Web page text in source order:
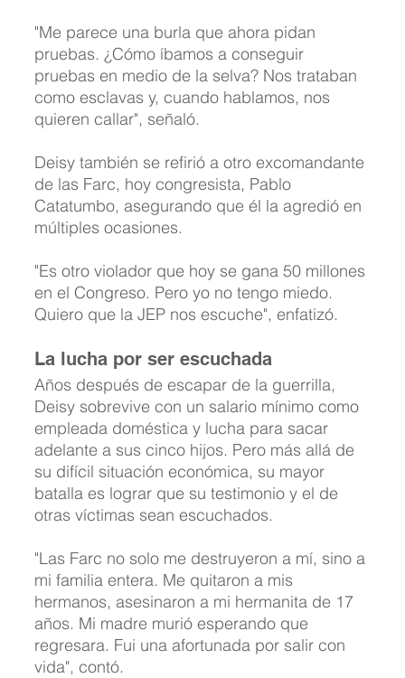
"Me parece una burla que ahora pidan
pruebas. ¿Cómo íbamos a conseguir
pruebas en medio de la selva? Nos trataban
como esclavas y, cuando hablamos, nos
quieren callar", señaló.
Deisy también se refirió a otro excomandante
de las Farc, hoy congresista, Pablo
Catatumbo, asegurando que él la agredió en
múltiples ocasiones.
"Es otro violador que hoy se gana 50 millones
en el Congreso. Pero yo no tengo miedo.
Quiero que la JEP nos escuche", enfatizó.
La lucha por ser escuchada
Años después de escapar de la guerrilla,
Deisy sobrevive con un salario mínimo como
empleada doméstica y lucha para sacar
adelante a sus cinco hijos. Pero más allá de
su difícil situación económica, su mayor
batalla es lograr que su testimonio y el de
otras víctimas sean escuchados.
"Las Farc no solo me destruyeron a mí, sino a
mi familia entera. Me quitaron a mis
hermanos, asesinaron a mi hermanita de 17
años. Mi madre murió esperando que
regresara. Fui una afortunada por salir con
vida", contó.